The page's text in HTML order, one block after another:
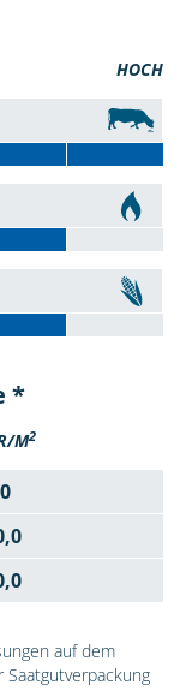
HOCH
*
M2
auf dem